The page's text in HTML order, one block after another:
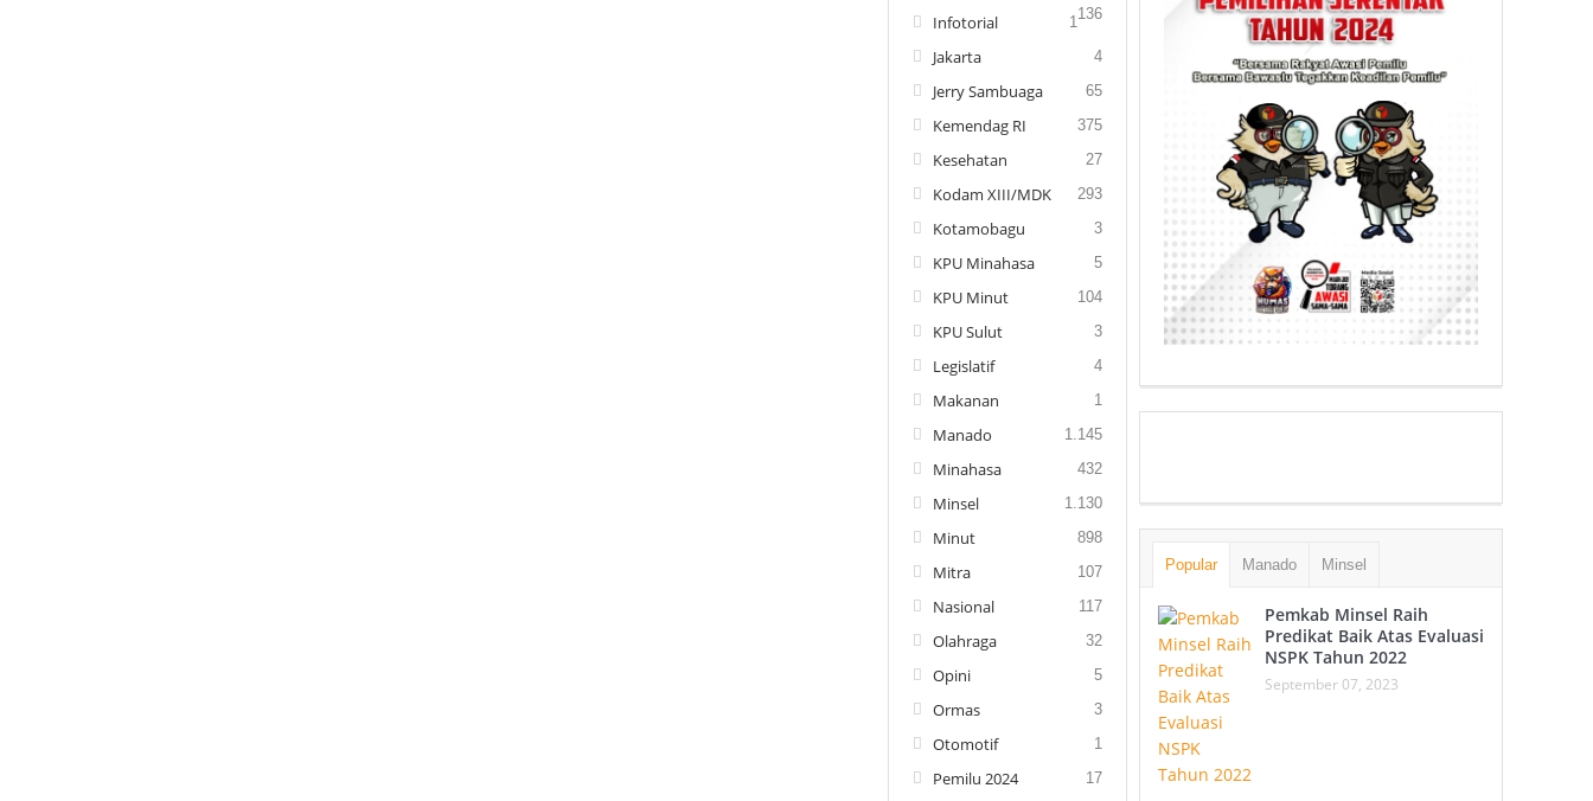
136
Infotorial 1
Jakarta 4
Jerry Sambuaga 65
Kemendag RI 375
Kesehatan 27
Kodam XIII/MDK 293
Kotamobagu 3
KPU Minahasa 5
KPU Minut 104
KPU Sulut 3
Legislatif 4
Makanan 1
Manado 1.145
Minahasa 432
Minsel 1.130
Minut 898
Mitra 107
Nasional 117
Olahraga 32
Opini 5
Ormas 3
Otomotif 1
Pemilu 2024 17
Popular Manado Minsel
Pemkab Minsel Raih
Predikat Baik Atas Evaluasi
NSPK Tahun 2022
September 07, 2023